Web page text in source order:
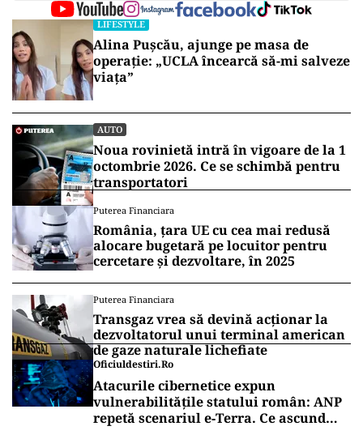
LIFESTYLE
Alina Pușcău, ajunge pe masa de
operație: „UCLA încearcă să-mi salveze
viața”
AUTO
Noua rovinietă intră în vigoare de la 1
octombrie 2026. Ce se schimbă pentru
transportatori
Puterea Financiara
România, țara UE cu cea mai redusă
alocare bugetară pe locuitor pentru
cercetare și dezvoltare, în 2025
Puterea Financiara
Transgaz vrea să devină acționar la
dezvoltatorul unui terminal american
de gaze naturale lichefiate
Oficiuldestiri.ro
Atacurile cibernetice expun
vulnerabilitățile statului român: ANP
repetă scenariul e‑Terra. Ce ascund